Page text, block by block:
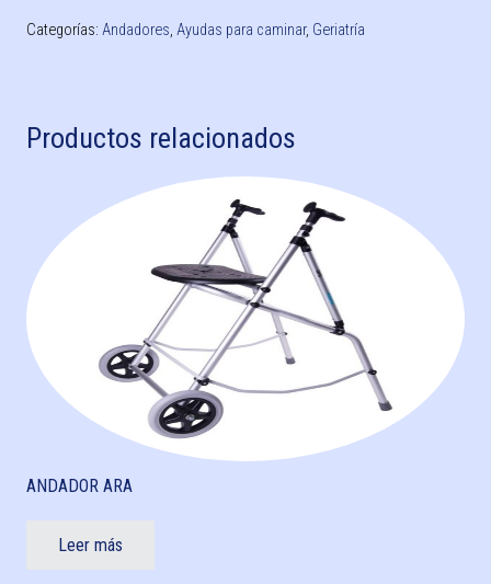
Categorías: Andadores, Ayudas para caminar, Geriatría
Productos relacionados
ANDADOR ARA
Leer más